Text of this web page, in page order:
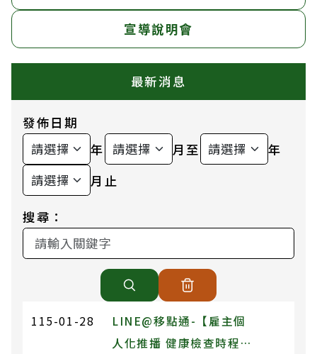
宣導說明會
最新消息
發佈日期
年
月至
年
月止
搜尋：
115-01-28
LINE@移點通-【雇主個
人化推播 健康檢查時程不